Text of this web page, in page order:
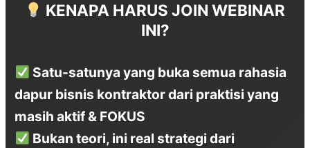
KENAPA HARUS JOIN WEBINAR
INI?
Satu-satunya yang buka semua rahasia
dapur bisnis kontraktor dari praktisi yang
masih aktif & FOKUS
Bukan teori, ini real strategi dari